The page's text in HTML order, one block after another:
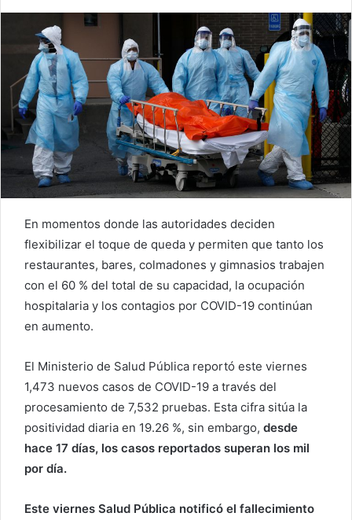
En momentos donde las autoridades deciden
flexibilizar el toque de queda y permiten que tanto los
restaurantes, bares, colmadones y gimnasios trabajen
con el 60 % del total de su capacidad, la ocupación
hospitalaria y los contagios por COVID-19 continúan
en aumento.
El Ministerio de Salud Pública reportó este viernes
1,473 nuevos casos de COVID-19 a través del
procesamiento de 7,532 pruebas. Esta cifra sitúa la
positividad diaria en 19.26 %, sin embargo, desde
hace 17 días, los casos reportados superan los mil
por día.
Este viernes Salud Pública notificó el fallecimiento